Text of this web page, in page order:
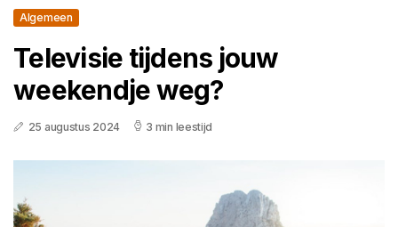
Algemeen
Televisie tijdens jouw
weekendje weg?
25 augustus 2024 3 min leestijd